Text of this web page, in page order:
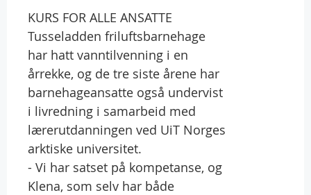
KURS FOR ALLE ANSATTE
Tusseladden friluftsbarnehage
har hatt vanntilvenning i en
årrekke, og de tre siste årene har
barnehageansatte også undervist
i livredning i samarbeid med
lærerutdanningen ved UiT Norges
arktiske universitet.
- Vi har satset på kompetanse, og
Klena, som selv har både